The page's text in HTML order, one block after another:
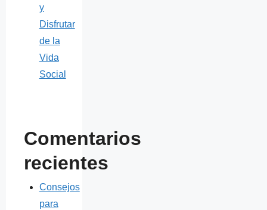
y
Disfrutar
de la
Vida
Social
Comentarios
recientes
Consejos
para